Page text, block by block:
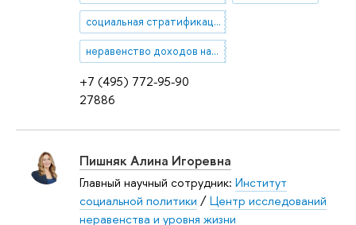
+7 (495) 772-95-90
27886
социальная стратификация в России
неравенство доходов населения
Пишняк Алина Игоревна
Главный научный сотрудник: Институт
социальной политики /Центр исследований
неравенства и уровня жизни